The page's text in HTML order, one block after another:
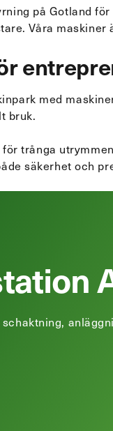
Dränering av
dräneringsarbeten
på Gotland
Våra
med
bruk.
trånga
säkerhet och